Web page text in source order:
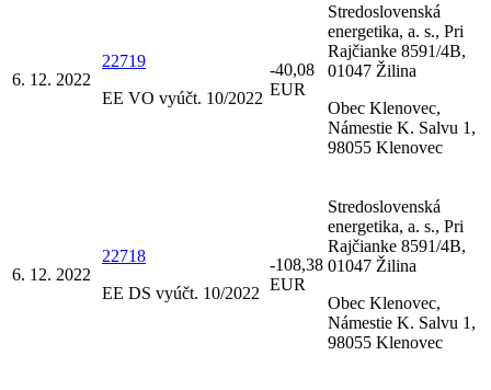
6. 12. 2022
22719
EE VO vyúčt. 10/2022
-40,08
EUR
Stredoslovenská
energetika, a. s., Pri
Rajčianke 8591/4B,
01047 Žilina
Obec Klenovec,
Námestie K. Salvu 1,
98055 Klenovec
6. 12. 2022
22718
EE DS vyúčt. 10/2022
-108,38
EUR
Stredoslovenská
energetika, a. s., Pri
Rajčianke 8591/4B,
01047 Žilina
Obec Klenovec,
Námestie K. Salvu 1,
98055 Klenovec